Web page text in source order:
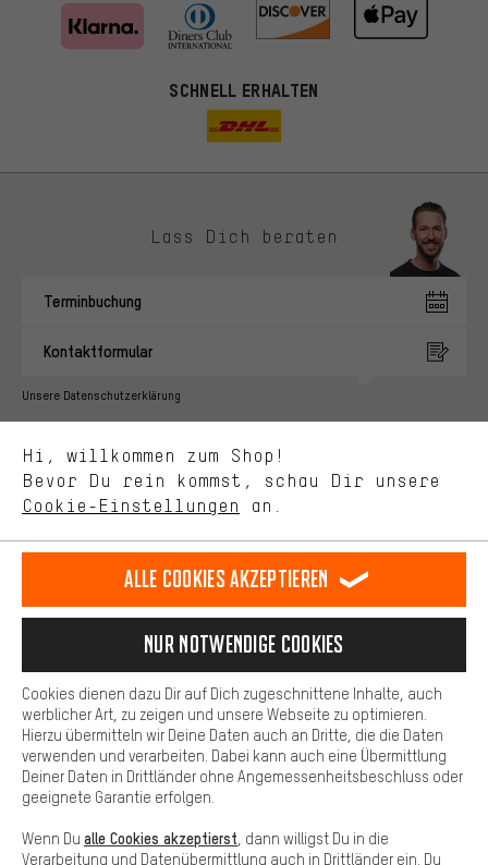
SCHNELL ERHALTEN
Lass Dich beraten
Terminbuchung
Kontaktformular
Unsere Datenschutzerklärung
Sprache"
Deutsch
DE english
EN español
ES français
FR
VERTRAG WIDERRUFEN Aachener Community Affiliateprogramm
Datenschutz Allgemeine Geschäftsbedingungen
Hinweisgebersystem Hinweise zur Batterieentsorgung
Cookie-Einstellungen Kontrast ändern
Alle Preise verstehen sich in Euro und exkl. MwSt zuzüglich
Versandkostenfür Lieferung nachUSA.
Hi, willkommen zum Shop!
Bevor Du rein kommst, schau Dir unsere
Cookie-Einstellungen an.
Du bekommst, statt zufälliger Werbung, genauer passende
Angebote von uns. Diese Cookies helfen uns, Deine Interessen
zeigen.
Bessere Leistung
Uns interessiert, was Du in unserem Shop suchst und brauchst.
selbst Einfluss auf die Verbesserung unserer Webseite und
unseres Shop-Angebots.
Dein Shopping-Erlebnis wird komfortabler. Mit Komfort-Cookies
stellen wir Verknüpfungen zu Social Media Plattformen her. So
können wir dir weitere nützliche Inhalte und Informationen zur
Verfügung stellen. Zudem hast du die Möglichkeit zusätzliche
Services zu nutzen, die es dir erleichtern die richtigen Produkte zu
finden. Beispielsweise bieten wir eine Chat-Funktion an, damit
Fragen schnell und unkompliziert beantwortet werden können.
Basis
Basis-Cookies gewährleisten, dass Du unsere Webseite
grundsätzlich nutzen kannst.
Alle Cookies akzeptieren
Nur Notwendige Cookies
Cookies dienen dazu Dir auf Dich zugeschnittene Inhalte, auch
werblicher Art, zu zeigen und unsere Webseite zu optimieren.
Hierzu übermitteln wir Deine Daten auch an Dritte, die die Daten
verwenden und verarbeiten. Dabei kann auch eine Übermittlung
Deiner Daten in Drittländer ohne Angemessenheitsbeschluss oder
geeignete Garantie erfolgen.
Wenn Du alle Cookies akzeptierst , dann willigst Du in die
Verarbeitung und Datenübermittlung auch in Drittländer ein. Du